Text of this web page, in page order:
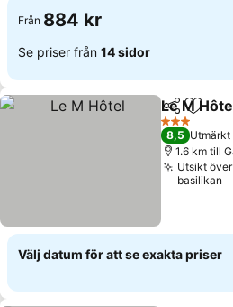
Från 884 kr
Se priser från 14 sidor
Dela Lägg
Le M
3 Stjärnor
8,5 Utmärkt
1.6 km till
Utsikt
basilikan
Välj datum för att se exakta priser